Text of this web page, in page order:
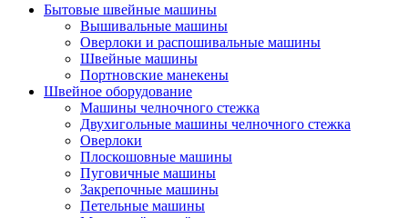
Бытовые швейные машины
Вышивальные машины
Оверлоки и распошивальные машины
Швейные машины
Портновские манекены
Швейное оборудование
Машины челночного стежка
Двухигольные машины челночного стежка
Оверлоки
Плоскошовные машины
Пуговичные машины
Закрепочные машины
Петельные машины